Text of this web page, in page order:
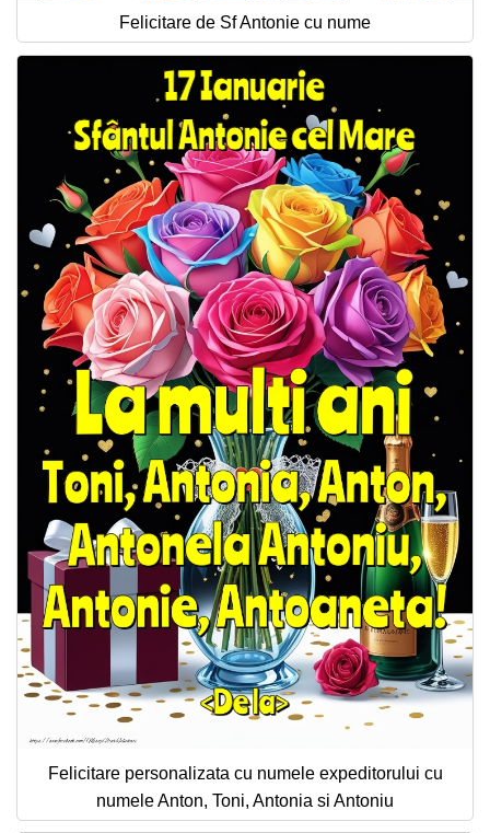
Felicitare de Sf Antonie cu nume
Felicitare personalizata cu numele expeditorului cu
numele Anton, Toni, Antonia si Antoniu